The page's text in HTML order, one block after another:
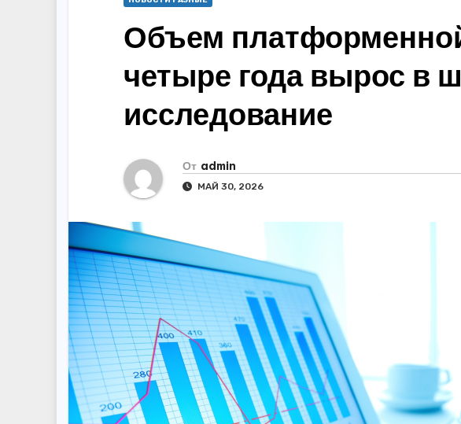
Объем
четыре года вырос в
исследование
От admin
МАЙ 30, 2026